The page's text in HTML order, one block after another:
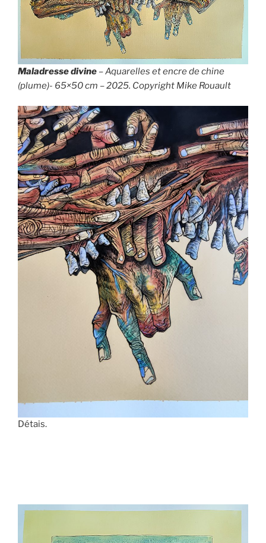
Maladresse divine – Aquarelles et encre de chine
(plume)- 65×50 cm – 2025. Copyright Mike Rouault
Détais.